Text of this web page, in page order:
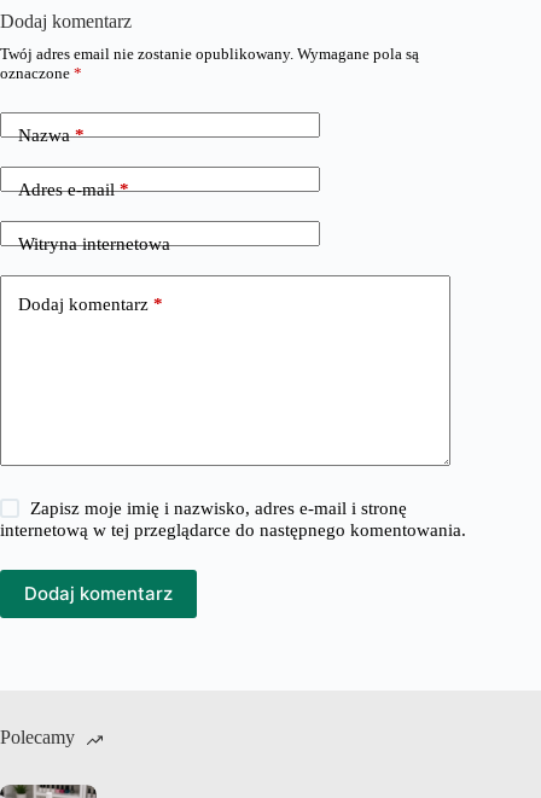
Dodaj komentarz
Twój adres email nie zostanie opublikowany. Wymagane pola są
oznaczone *
Nazwa*
Adres e-mail*
Witryna internetowa
Dodaj komentarz *
Zapisz moje imię i nazwisko, adres e-mail i stronę
internetową w tej przeglądarce do następnego komentowania.
Dodaj komentarz
Polecamy